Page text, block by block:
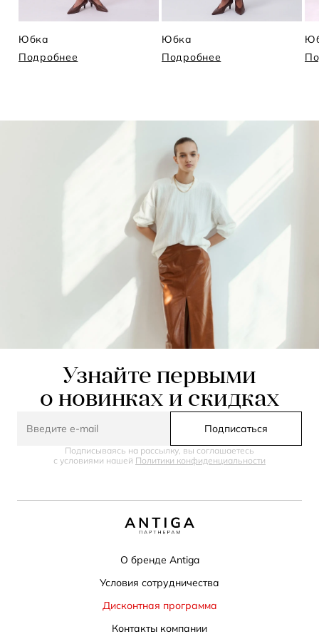
Юбка
Подробнее
Юбка
Подробнее
Узнайте первыми
о новинках и скидках
Подписаться
Подписываясь на рассылку, вы соглашаетесь
с условиями нашей Политики конфиденциальности
О бренде Antiga
Условия сотрудничества
Дисконтная программа
Контакты компании